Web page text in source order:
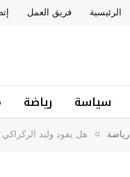
الرئيسية فريق العمل
سياسة رياضة
رياضة » هل يقود وليد